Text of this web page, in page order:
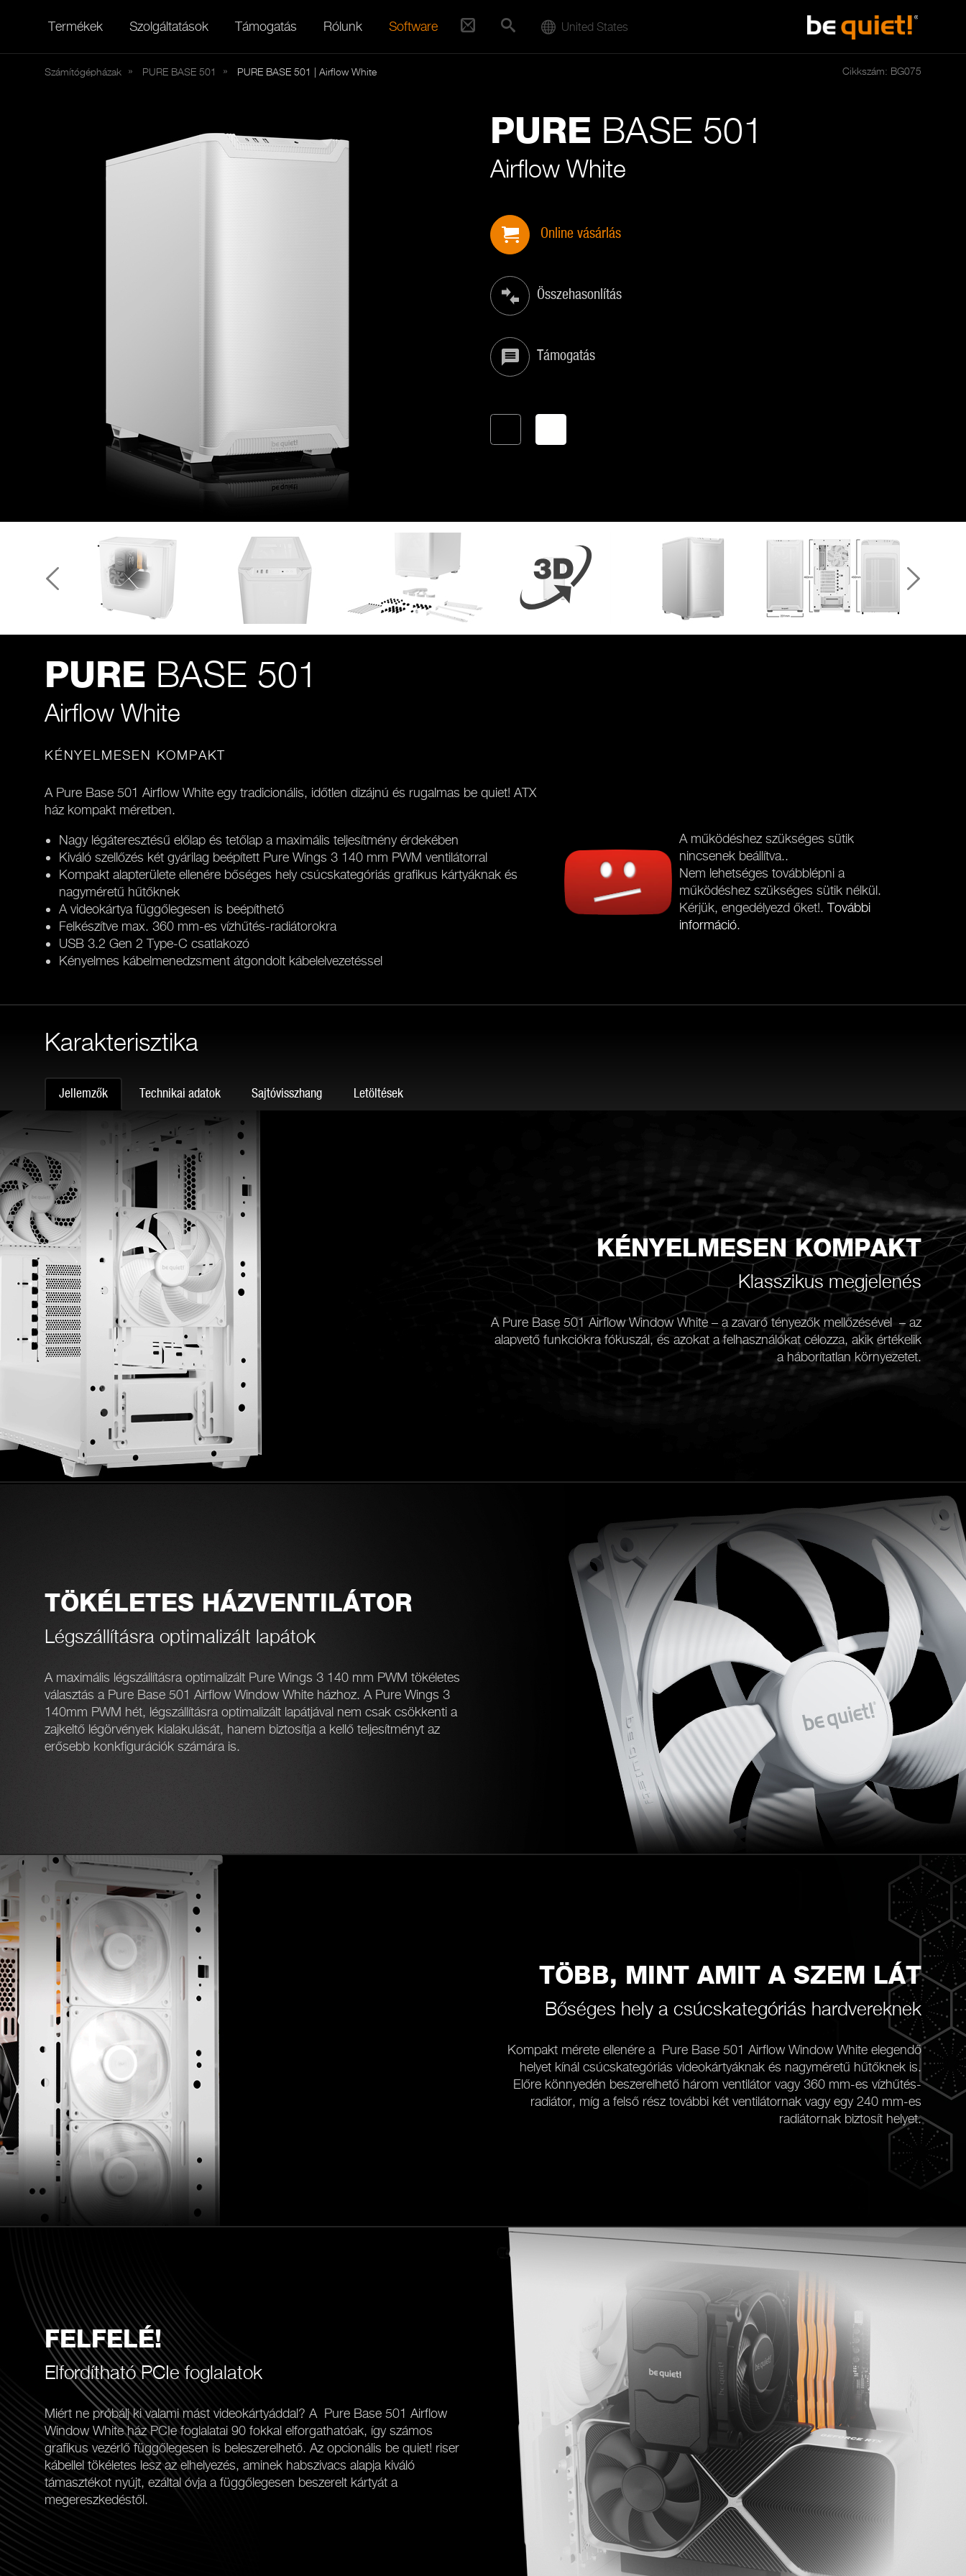
Termékek Szolgáltatások Támogatás Rólunk Software United States
Számítógépházak PURE BASE 501 PURE BASE 501 | Airflow White Cikkszám: BG075
PURE BASE 501
Airflow White
Online vásárlás
Összehasonlítás
Támogatás
PURE BASE 501
Airflow White
KÉNYELMESEN KOMPAKT
A Pure Base 501 Airflow White egy tradicionális, időtlen dizájnú és rugalmas be quiet! ATX
ház kompakt méretben.
Nagy légáteresztésű előlap és tetőlap a maximális teljesítmény érdekében
Kiváló szellőzés két gyárilag beépített Pure Wings 3 140 mm PWM ventilátorral
Kompakt alapterülete ellenére bőséges hely csúcskategóriás grafikus kártyáknak és
nagyméretű hűtőknek
A videokártya függőlegesen is beépíthető
Felkészítve max. 360 mm-es vízhűtés-radiátorokra
USB 3.2 Gen 2 Type-C csatlakozó
Kényelmes kábelmenedzsment átgondolt kábelelvezetéssel
A működéshez szükséges sütik
nincsenek beállítva..
Nem lehetséges továbblépni a
működéshez szükséges sütik nélkül.
Kérjük, engedélyezd őket!.További
információ.
Karakterisztika
Jellemzők Technikai adatok Sajtóvisszhang Letöltések
KÉNYELMESEN KOMPAKT
Klasszikus megjelenés
A Pure Base 501 Airflow Window White – a zavaró tényezők mellőzésével – az
alapvető funkciókra fókuszál, és azokat a felhasználókat célozza, akik értékelik
a háborítatlan környezetet.
TÖKÉLETES HÁZVENTILÁTOR
Légszállításra optimalizált lapátok
A maximális légszállításra optimalizált Pure Wings 3 140 mm PWM tökéletes
választás a Pure Base 501 Airflow Window White házhoz. A Pure Wings 3
140mm PWM hét, légszállításra optimalizált lapátjával nem csak csökkenti a
zajkeltő légörvények kialakulását, hanem biztosítja a kellő teljesítményt az
erősebb konkfigurációk számára is.
TÖBB, MINT AMIT A SZEM LÁT
Bőséges hely a csúcskategóriás hardvereknek
Kompakt mérete ellenére a Pure Base 501 Airflow Window White elegendő
helyet kínál csúcskategóriás videokártyáknak és nagyméretű hűtőknek is.
Előre könnyedén beszerelhető három ventilátor vagy 360 mm-es vízhűtés-
radiátor, míg a felső rész további két ventilátornak vagy egy 240 mm-es
radiátornak biztosít helyet.
FELFELÉ!
Elfordítható PCIe foglalatok
Miért ne próbálj ki valami mást videokártyáddal? A Pure Base 501 Airflow
Window White ház PCIe foglalatai 90 fokkal elforgathatóak, így számos
grafikus vezérlő függőlegesen is beleszerelhető. Az opcionális be quiet! riser
kábellel tökéletes lesz az elhelyezés, aminek habszivacs alapja kiváló
támasztékot nyújt, ezáltal óvja a függőlegesen beszerelt kártyát a
megereszkedéstől.